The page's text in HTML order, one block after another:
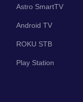
Astro SmartTV
Android TV
ROKU STB
Play Station